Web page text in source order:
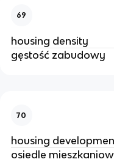
69
housing density
gęstość zabudowy
70
housing
osiedle